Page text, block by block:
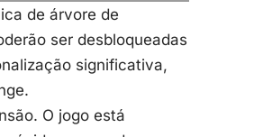
de árvore de
ser desbloqueadas
significativa,
O jogo está